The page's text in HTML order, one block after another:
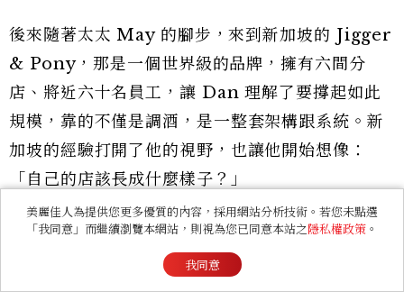
後來隨著太太 May 的腳步，來到新加坡的 Jigger
& Pony，那是一個世界級的品牌，擁有六間分
店、將近六十名員工，讓 Dan 理解了要撐起如此
規模，靠的不僅是調酒，是一整套架構跟系統。新
加坡的經驗打開了他的視野，也讓他開始想像：
「自己的店該長成什麼樣子？」
美麗佳人為提供您更多優質的內容，採用網站分析技術。若您未點選
「我同意」而繼續瀏覽本網站，則視為您已同意本站之隱私權政策 。
我同意